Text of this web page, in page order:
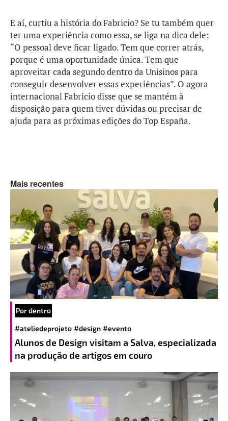
E aí, curtiu a história do Fabricio? Se tu também quer
ter uma experiência como essa, se liga na dica dele:
“O pessoal deve ficar ligado. Tem que correr atrás,
porque é uma oportunidade única. Tem que
aproveitar cada segundo dentro da Unisinos para
conseguir desenvolver essas experiências”. O agora
internacional Fabricio disse que se mantém à
disposição para quem tiver dúvidas ou precisar de
ajuda para as próximas edições do Top España.
Mais recentes
Por dentro
#ateliedeprojeto #design #evento
Alunos de Design visitam a Salva, especializada
na produção de artigos em couro